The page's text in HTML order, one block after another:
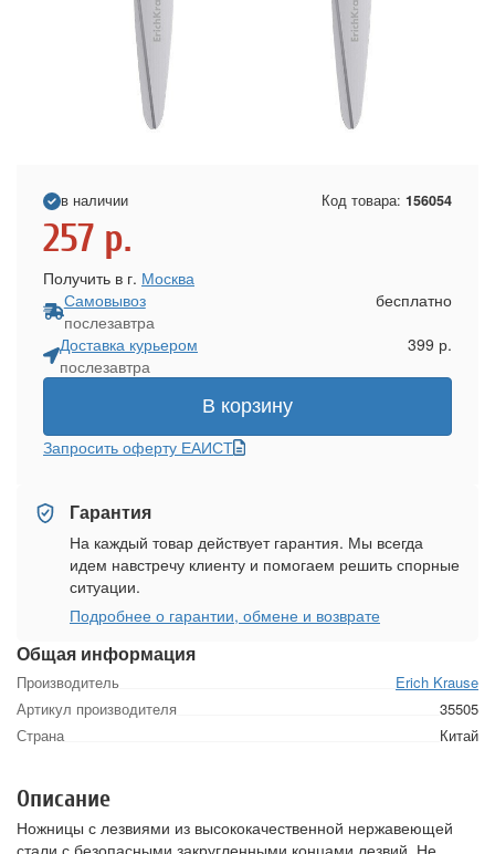
Общая информация
Производитель
Erich Krause
Артикул производителя
35505
Страна
Китай
в наличии Код товара: 156054
257 р.
Получить в г. Москва
Самовывоз
послезавтра
бесплатно
Доставка курьером
послезавтра
399 р.
В корзину
Запросить оферту ЕАИСТ
Гарантия
На каждый товар действует гарантия. Мы всегда
идем навстречу клиенту и помогаем решить спорные
ситуации.
Подробнее о гарантии, обмене и возврате
Описание
Ножницы с лезвиями из высококачественной нержавеющей
стали с безопасными закругленными концами лезвий. Не